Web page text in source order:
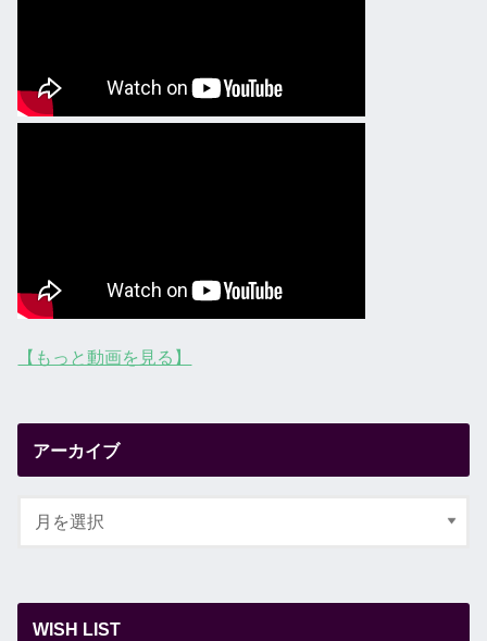
【もっと動画を見る】
アーカイブ
WISH LIST